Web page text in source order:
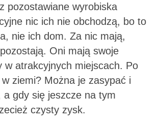
pozostawiane wyrobiska
nic ich nie obchodzą, bo to
nie ich dom. Za nic mają,
Oni mają swoje
w atrakcyjnych miejscach. Po
ziemi? Można je zasypać i
a gdy się jeszcze na tym
czysty zysk.